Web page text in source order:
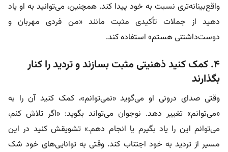
واقع‌بینانه‌تری نسبت به خود پیدا کند. همچنین، می‌توانید به او یاد
دهید از جملات تأکیدی مثبت مانند «من فردی مهربان و
دوست‌داشتنی هستم» استفاده کند.
۴. کمک کنید ذهنیتی مثبت بسازند و تردید را کنار
بگذارند
وقتی صدای درونی‌ او می‌گوید «نمی‌توانم»، کمک کنید آن را به
«می‌توانم» تغییر دهد. نوجوان می‌تواند بگوید: «اگر تلاش کنم،
می‌توانم این را یاد بگیرم یا انجام دهم.» تشویقش کنید در این
مسیر از تردید به خود اجتناب کند. وقتی به توانایی‌های خود شک